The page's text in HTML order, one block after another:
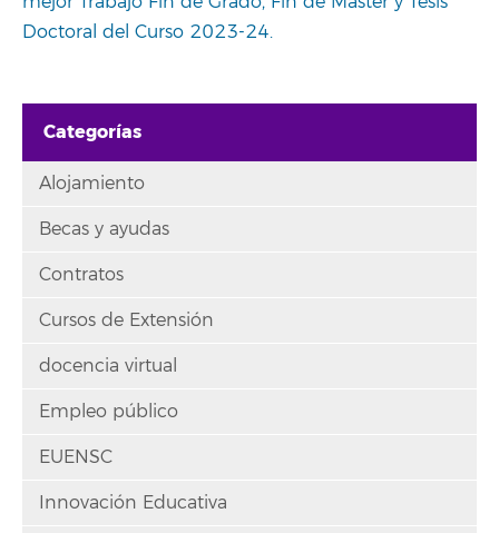
Doctoral del Curso 2023-24.
Categorías
Alojamiento
Becas y ayudas
Contratos
Cursos de Extensión
docencia virtual
Empleo público
EUENSC
Innovación Educativa